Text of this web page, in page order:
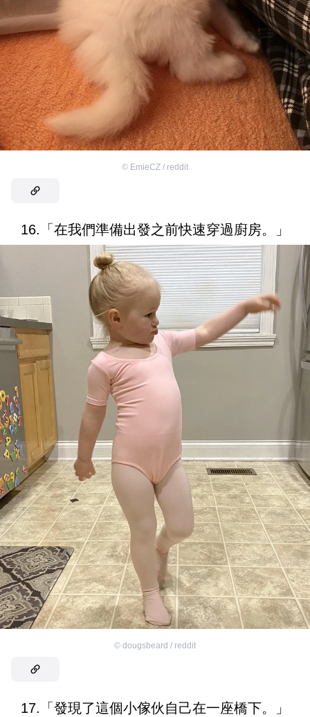
© EmieCZ / reddit
16.「在我們準備出發之前快速穿過廚房。」
© dougsbeard / reddit
17.「發現了這個小傢伙自己在一座橋下。」